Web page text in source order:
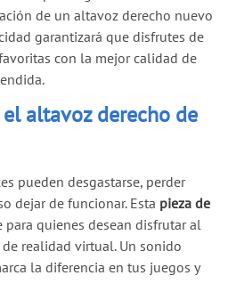
de un altavoz derecho nuevo
garantizará que disfrutes de
con la mejor calidad de
altavoz derecho de
pueden desgastarse, perder
dejar de funcionar. Esta pieza de
quienes desean disfrutar al
realidad virtual. Un sonido
la diferencia en tus juegos y